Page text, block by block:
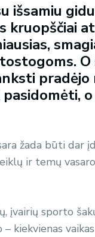
išsamiu
kruopščiai
pradėjo
žada būti dar
ir temų
įvairių sporto
kiekvienas